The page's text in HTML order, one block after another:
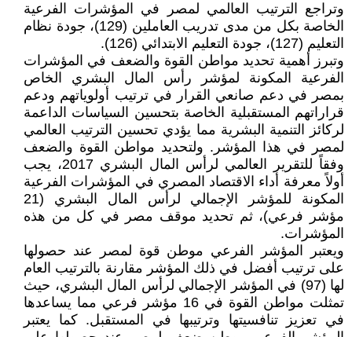
وتراجع الترتيب العالمي لمصر في المؤشرات الفرعية
الخاصة بكل من مدى تدريب العاملين (129)، جودة نظام
التعليم (127)، جودة التعليم الابتدائي (126).
وتبرز أهمية تحديد مواطن القوة والضعف في المؤشرات
الفرعية المكونة لمؤشر رأس المال البشري الخاص
بمصر في دعم صانعي القرار في ترتيب أولوياتهم ودعم
قراراتهم المستقبلية الخاصة بتحسين السياسات الداعمة
لركائز التنمية البشرية مما يؤدي تحسين الترتيب العالمي
لمصر في هذا المؤشر. ولتحديد مواطن القوة والضعف
وفقاً للتقرير العالمي لرأس المال البشري 2017، يجب
أولاً معرفة أداء الاقتصاد المصري في المؤشرات الفرعية
المكونة للمؤشر الإجمالي لرأس المال البشري (21
مؤشر فرعي)، ثم تحديد موقف مصر في كل من هذه
المؤشرات.
ويعتبر المؤشر الفرعي موطن قوة لمصر عند حصولها
على ترتيب أفضل في ذلك المؤشر مقارنة بالترتيب العام
لها (97) في المؤشر الإجمالي لرأس المال البشري، حيث
تمثلت مواطن القوة في 16 مؤشر فرعي مما يساعدها
في تعزيز تنافسيتها وترتيبها في المستقبل. كما يعتبر